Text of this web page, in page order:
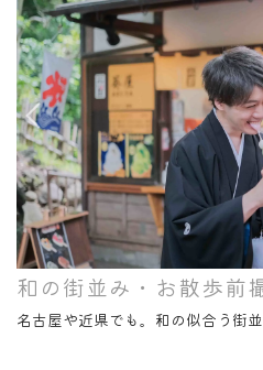
和の街並み・お散歩前
名古屋や近県でも。和の似合う街